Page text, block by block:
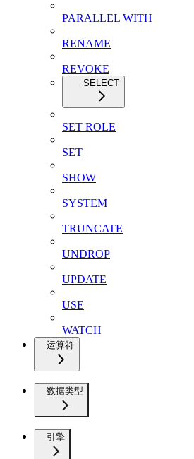
PARALLEL WITH
RENAME
REVOKE
SELECT
SET ROLE
SET
SHOW
SYSTEM
TRUNCATE
UNDROP
UPDATE
USE
WATCH
运算符
数据类型
引擎